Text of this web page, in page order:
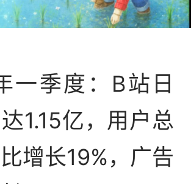
一季度：B站日
1.15亿，用户总
增长19%，广告